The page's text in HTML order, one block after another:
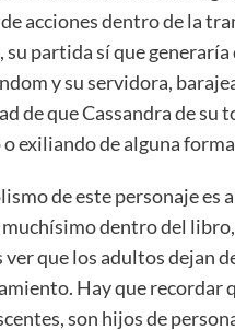
acciones dentro de la
su partida sí que
y su servidora,
de que Cassandra de su
exiliando de alguna
de este personaje es
dentro del
ver que los adultos dejan
Hay que recordar
son hijos de